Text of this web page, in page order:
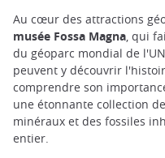
Au cœur des attractions
musée Fossa Magna, qui
du géoparc mondial de
peuvent y découvrir
comprendre son
une étonnante collection
minéraux et des fossiles
entier.